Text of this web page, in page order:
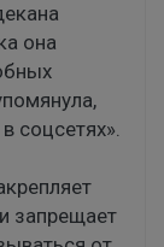
она
соцсетях».
запрещает